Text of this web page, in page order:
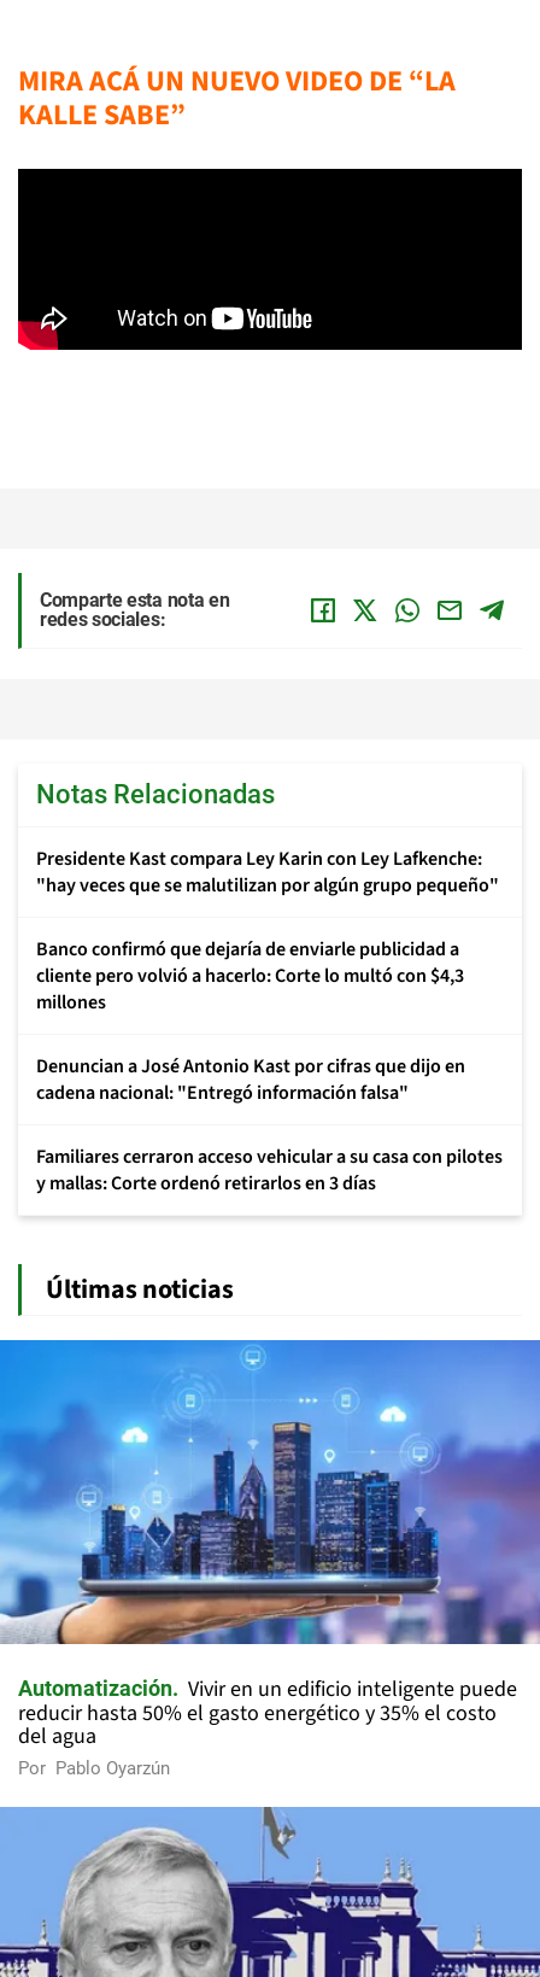
MIRA ACÁ UN NUEVO VIDEO DE “LA
KALLE SABE”
Comparte esta nota en
redes sociales:
Notas Relacionadas
Presidente Kast compara Ley Karin con Ley Lafkenche:
"hay veces que se malutilizan por algún grupo pequeño"
Banco confirmó que dejaría de enviarle publicidad a
cliente pero volvió a hacerlo: Corte lo multó con $4,3
millones
Denuncian a José Antonio Kast por cifras que dijo en
cadena nacional: "Entregó información falsa"
Familiares cerraron acceso vehicular a su casa con pilotes
y mallas: Corte ordenó retirarlos en 3 días
Últimas noticias
Automatización
Vivir en un edificio inteligente puede
reducir hasta 50% el gasto energético y 35% el costo
del agua
Por Pablo Oyarzún